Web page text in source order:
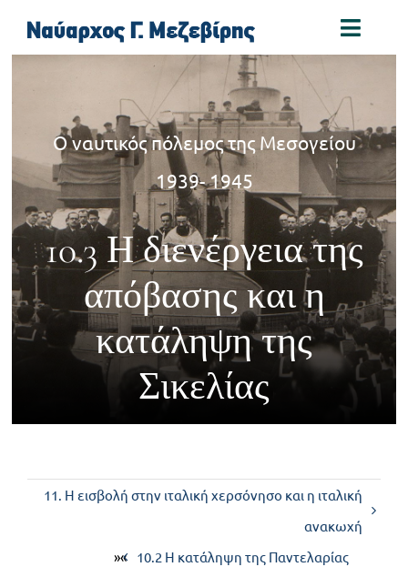
Toggle
Βιογραφία
Παράσημα
Συγγράμματα
Φωτογραφίες
Ο ναυτικός πόλεμος της Μεσογείου
1939- 1945
10.3 Η διενέργεια της
απόβασης και η
κατάληψη της
Σικελίας
11. Η εισβολή στην ιταλική χερσόνησο και η ιταλική
ανακωχή
»« 10.2 Η κατάληψη της Παντελαρίας